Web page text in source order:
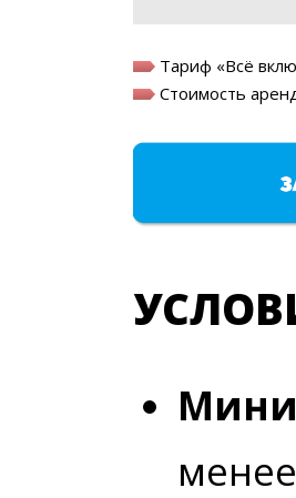
Тариф « Всё
Стоимость